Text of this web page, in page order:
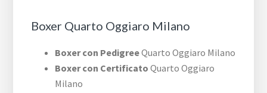
Boxer Quarto Oggiaro Milano
Boxer con PedigreeQuarto Oggiaro Milano
Boxer con Certificato Quarto Oggiaro
Milano